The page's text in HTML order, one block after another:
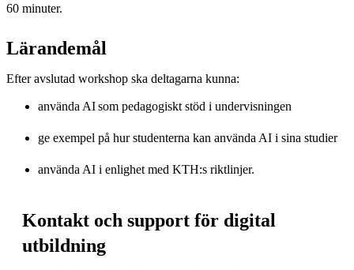
60 minuter.
Lärandemål
Efter avslutad workshop ska deltagarna kunna:
använda AI som pedagogiskt stöd i undervisningen​
ge exempel på hur studenterna kan använda AI i sina studier​
använda AI i enlighet med KTH:s riktlinjer.
Kontakt och support för digital
utbildning